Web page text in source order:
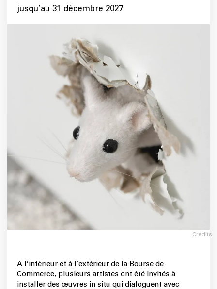
jusqu’au 31 décembre 2027
Credits
A l’intérieur et à l’extérieur de la Bourse de
Commerce, plusieurs artistes ont été invités à
installer des œuvres in situ qui dialoguent avec